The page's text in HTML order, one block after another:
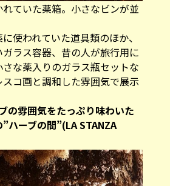
ていた薬箱。小さなビンが並
使われていた道具類のほか、
ラス容器、昔の人が旅行用に
な薬入りのガラス瓶セットな
コ画と調和した雰囲気で展示
の雰囲気をたっぷり味わいた
ハーブの間”(LA STANZA